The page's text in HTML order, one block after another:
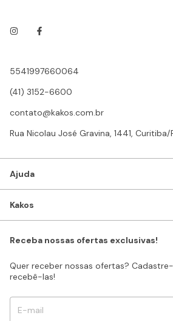
5541997660064
(41) 3152-6600
contato@kakos.com.br
Rua Nicolau José Gravina, 1441, Curitiba/
Ajuda
Kakos
Receba nossas ofertas exclusivas!
Quer receber nossas ofertas?
recebê-las!